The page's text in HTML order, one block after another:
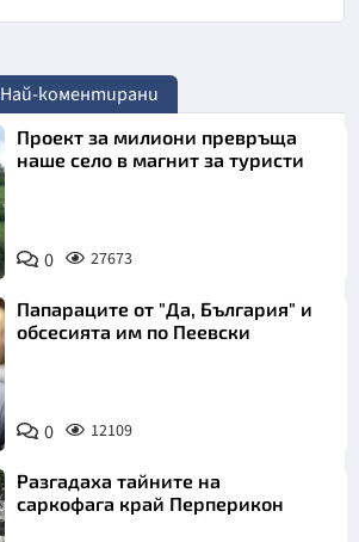
Най-коментирани
Проект за милиони превръща
наше село в магнит за туристи
0 27673
Папараците от "Да, България" и
обсесията им по Пеевски
0 12109
Разгадаха тайните на
саркофага край Перперикон